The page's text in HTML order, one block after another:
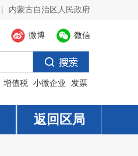
内蒙古自治区人民政府
微信
微博
增值税 小微企业 发票
返回区局